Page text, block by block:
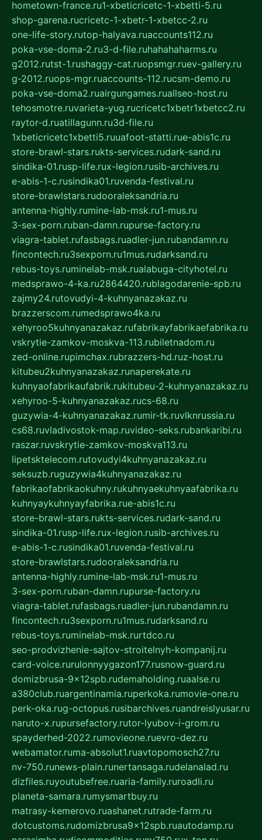
hometown-france.ru1-xbeticricetc-1-xbetti-5.ru
shop-garena.rucricetc-1-xbetr-1-xbetcc-2.ru
one-life-story.rutop-halyava.ruaccounts112.ru
poka-vse-doma-2.ru3-d-file.ruhahahaharms.ru
g2012.rutst-1.rushaggy-cat.ruopsmgr.ruev-gallery.ru
g-2012.ruops-mgr.ruaccounts-112.rucsm-demo.ru
poka-vse-doma2.ruairgungames.ruallseo-host.ru
tehosmotre.ruvarieta-yug.rucricetc1xbetr1xbetcc2.ru
raytor-d.ruatillagunn.ru3d-file.ru
1xbeticricetc1xbetti5.ruuafoot-statti.rue-abis1c.ru
store-brawl-stars.rukts-services.rudark-sand.ru
sindika-01.rusp-life.rux-legion.rusib-archives.ru
e-abis-1-c.rusindika01.ruvenda-festival.ru
store-brawlstars.rudooraleksandria.ru
antenna-highly.rumine-lab-msk.ru1-mus.ru
3-sex-porn.ruban-damn.rupurse-factory.ru
viagra-tablet.rufasbags.ruadler-jun.rubandamn.ru
fincontech.ru3sexporn.ru1mus.rudarksand.ru
rebus-toys.ruminelab-msk.rualabuga-cityhotel.ru
medsprawo-4-ka.ru2864420.rublagodarenie-spb.ru
zajmy24.rutovudyi-4-kuhnyanazakaz.ru
brazzerscom.rumedsprawo4ka.ru
xehyroo5kuhnyanazakaz.rufabrikayfabrikaefabrika.ru
vskrytie-zamkov-moskva-113.rubiletnadom.ru
zed-online.rupimchax.rubrazzers-hd.ruz-host.ru
kitubeu2kuhnyanazakaz.runaperekate.ru
kuhnyaofabrikaufabrik.rukitubeu-2-kuhnyanazakaz.ru
xehyroo-5-kuhnyanazakaz.rucs-68.ru
guzywia-4-kuhnyanazakaz.rumir-tk.ruvlknrussia.ru
cs68.ruvladivostok-map.ruvideo-seks.rubankaribi.ru
raszar.ruvskrytie-zamkov-moskva113.ru
lipetsktelecom.rutovudyi4kuhnyanazakaz.ru
seksuzb.ruguzywia4kuhnyanazakaz.ru
fabrikaofabrikaokuhny.rukuhnyaekuhnyaafabrika.ru
kuhnyaykuhnyayfabrika.rue-abis1c.ru
store-brawl-stars.rukts-services.rudark-sand.ru
sindika-01.rusp-life.rux-legion.rusib-archives.ru
e-abis-1-c.rusindika01.ruvenda-festival.ru
store-brawlstars.rudooraleksandria.ru
antenna-highly.rumine-lab-msk.ru1-mus.ru
3-sex-porn.ruban-damn.rupurse-factory.ru
viagra-tablet.rufasbags.ruadler-jun.rubandamn.ru
fincontech.ru3sexporn.ru1mus.rudarksand.ru
rebus-toys.ruminelab-msk.rurtdco.ru
seo-prodvizhenie-sajtov-stroitelnyh-kompanij.ru
card-voice.rurulonnyygazon177.rusnow-guard.ru
domizbrusa-9x12spb.rudemaholding.ruaalse.ru
a380club.ruargentinamia.ruperkoka.rumovie-one.ru
perk-oka.rug-octopus.rusibarchives.ruandreislyusar.ru
naruto-x.rupursefactory.rutor-lyubov-i-grom.ru
spayderhed-2022.rumovieone.ruevro-dez.ru
webamator.ruma-absolut1.ruavtopomosch27.ru
nv-750.runews-plain.runertansaga.rudelanalad.ru
dizfiles.ruyoutubefree.ruaria-family.ruroadli.ru
planeta-samara.rumysmartbuy.ru
matrasy-kemerovo.ruashanet.rutrade-farm.ru
dotcustoms.rudomizbrusa9x12spb.ruautodamp.ru